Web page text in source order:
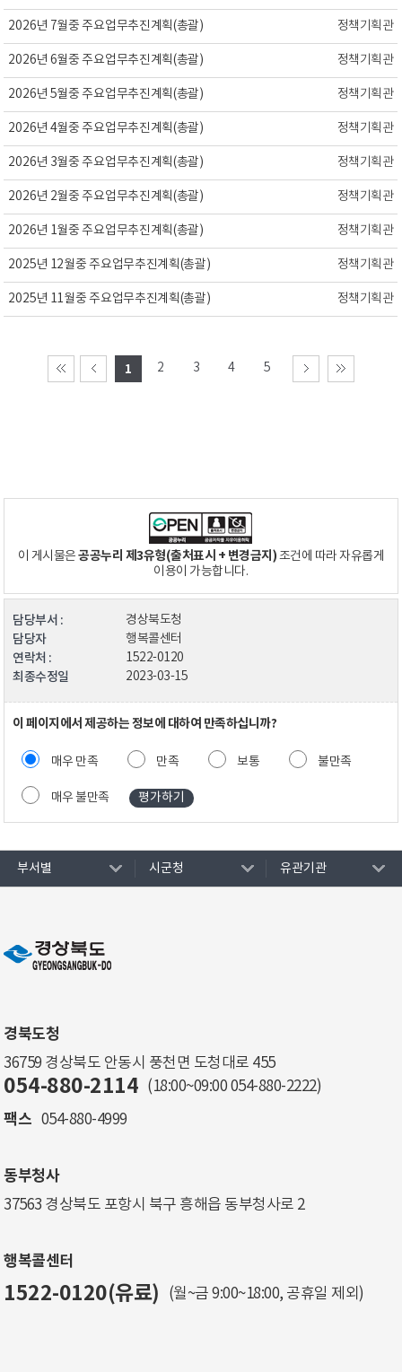
2026년 7월중 주요업무추진계획(총괄) 정책기획관
2026년 6월중 주요업무추진계획(총괄) 정책기획관
2026년 5월중 주요업무추진계획(총괄) 정책기획관
2026년 4월중 주요업무추진계획(총괄) 정책기획관
2026년 3월중 주요업무추진계획(총괄) 정책기획관
2026년 2월중 주요업무추진계획(총괄) 정책기획관
2026년 1월중 주요업무추진계획(총괄) 정책기획관
2025년 12월중 주요업무추진계획(총괄) 정책기획관
2025년 11월중 주요업무추진계획(총괄) 정책기획관
1 2 3 4 5
이 게시물은공공누리 제3유형(출처표시 + 변경금지)조건에 따라 자유롭게
이용이 가능합니다.
담당부서 : 경상북도청
담당자 행복콜센터
연락처 : 1522-0120
최종수정일 2023-03-15
이 페이지에서 제공하는 정보에 대하여 만족하십니까?
매우 만족 만족 보통 불만족
매우 불만족
부서별 시군청 유관기관
경북도청
36759 경상북도 안동시 풍천면 도청대로 455
054-880-2114 (18:00~09:00 054-880-2222)
팩스 054-880-4999
동부청사
37563 경상북도 포항시 북구 흥해읍 동부청사로 2
행복콜센터
1522-0120(유료) (월~금 9:00~18:00, 공휴일 제외)